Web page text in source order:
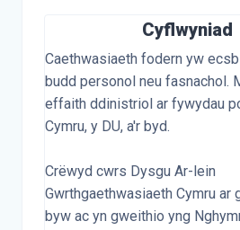
Cyflwyniad
Caethwasiaeth fodern yw
budd personol neu fasnachol.
effaith ddinistriol ar fywydau
Cymru, y DU, a'r byd.
Crëwyd cwrs Dysgu Ar-lein
Gwrthgaethwasiaeth Cymru ar
byw ac yn gweithio yng